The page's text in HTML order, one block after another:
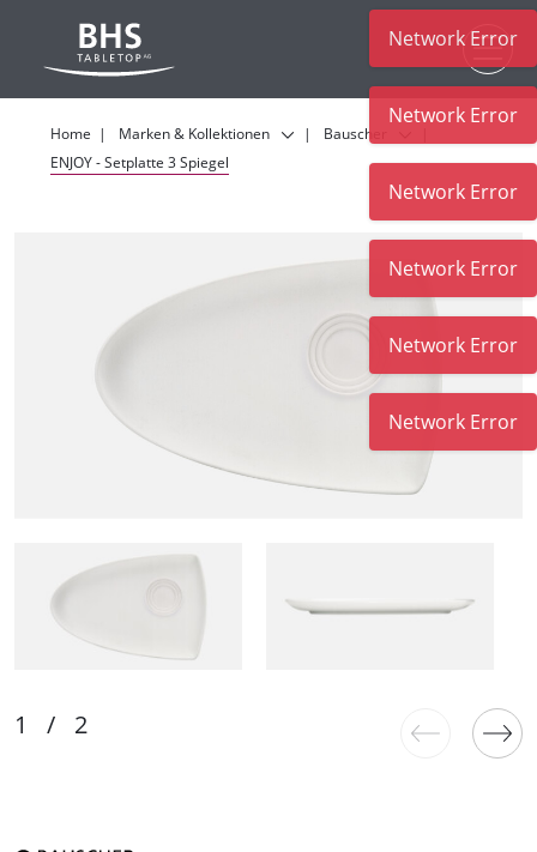
Home Marken & Kollektionen
Bauscher
ENJOY - Setplatte 3 Spiegel
Network Error
Network Error
Network Error
Network Error
Network Error
Network Error